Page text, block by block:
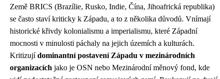
Země BRICS (Brazílie, Rusko, Indie, Čína, Jihoafrická republika)
se často staví kriticky k Západu, a to z několika důvodů. Vnímají
historické křivdy kolonialismu a imperialismu, které Západní
mocnosti v minulosti páchaly na jejich územích a kulturách.
Kritizujídominantní postavení Západu v mezinárodních
organizacích jako je OSN nebo Mezinárodní měnový fond, kde